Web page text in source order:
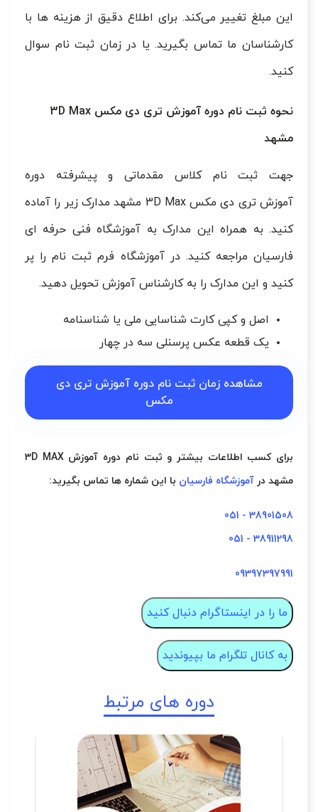
این مبلغ تغییر می‌کند. برای اطلاع دقیق از هزینه ها با
کارشناسان ما تماس بگیرید. یا در زمان ثبت نام سوال
کنید.
نحوه ثبت نام دوره آموزش تری دی مکس 3D Max
مشهد
جهت ثبت نام کلاس مقدماتی و پیشرفته دوره
آموزش تری دی مکس 3D Max مشهد مدارک زیر را آماده
کنید. به همراه این مدارک به آموزشگاه فنی حرفه ای
فارسیان مراجعه کنید. در آموزشگاه فرم ثبت نام را پر
کنید و این مدارک را به کارشناس آموزش تحویل دهید.
اصل و کپی کارت شناسایی ملی یا شناسنامه
یک قطعه عکس پرسنلی سه در چهار
مشاهده زمان ثبت نام دوره آموزش تری دی
مکس
برای کسب اطلاعات بیشتر و ثبت نام
دوره آموزش 3D MAX
مشهد در آموزشگاه فارسیان با این شماره ها تماس بگیرید:
38901508 - 051
38911298 - 051
09397397991
ما را در اینستاگرام دنبال کنید
به کانال تلگرام ما بپیوندید
دوره های مرتبط